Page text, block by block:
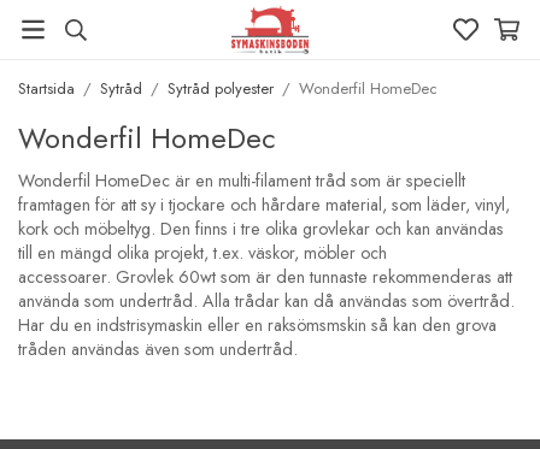
Startsida / Sytråd / Sytråd polyester / Wonderfil HomeDec
Wonderfil HomeDec
Wonderfil HomeDec är en multi-filament tråd som är speciellt
framtagen för att sy i tjockare och hårdare material, som läder, vinyl,
kork och möbeltyg. Den finns i tre olika grovlekar och kan användas
till en mängd olika projekt, t.ex. väskor, möbler och
accessoarer. Grovlek 60wt som är den tunnaste rekommenderas att
använda som undertråd. Alla trådar kan då användas som övertråd.
Har du en indstrisymaskin eller en raksömsmskin så kan den grova
tråden användas även som undertråd.